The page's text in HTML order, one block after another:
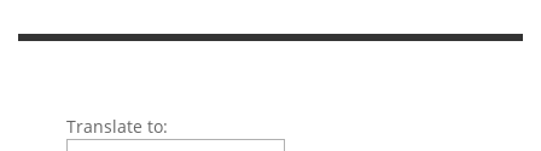
Translate to: